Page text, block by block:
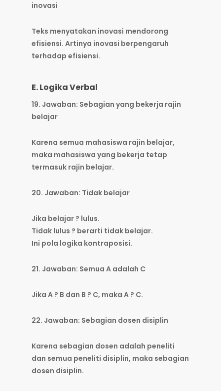
inovasi
Teks menyatakan inovasi mendorong
efisiensi. Artinya inovasi berpengaruh
terhadap efisiensi.
E. Logika Verbal
19. Jawaban: Sebagian yang bekerja rajin
belajar
Karena semua mahasiswa rajin belajar,
maka mahasiswa yang bekerja tetap
termasuk rajin belajar.
20. Jawaban: Tidak belajar
Jika belajar ? lulus.
Tidak lulus ? berarti tidak belajar.
Ini pola logika kontraposisi.
21. Jawaban: Semua A adalah C
Jika A ? B dan B ? C, maka A ? C.
22. Jawaban: Sebagian dosen disiplin
Karena sebagian dosen adalah peneliti
dan semua peneliti disiplin, maka sebagian
dosen disiplin.